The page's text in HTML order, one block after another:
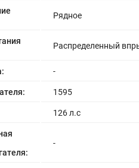
Рядное
Распределенный
-
1595
126 л.с
-